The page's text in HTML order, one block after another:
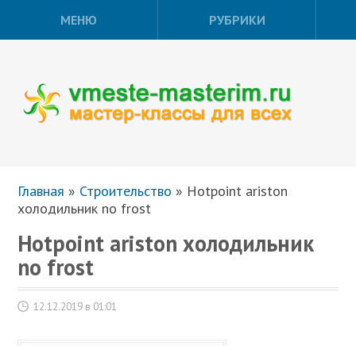
МЕНЮ РУБРИКИ
Главная » Строительство » Hotpoint ariston
холодильник no frost
Hotpoint ariston холодильник
no frost
12.12.2019 в 01:01